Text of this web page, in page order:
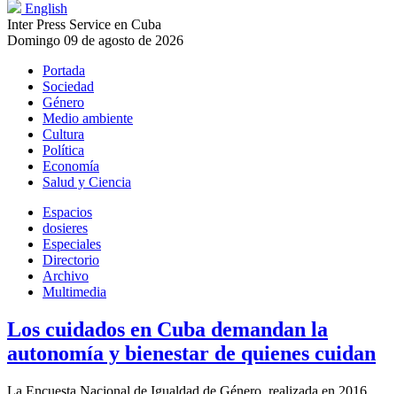
English
Inter Press Service en Cuba
Domingo 09 de agosto de 2026
Portada
Sociedad
Género
Medio ambiente
Cultura
Política
Economía
Salud y Ciencia
Espacios
dosieres
Especiales
Directorio
Archivo
Multimedia
Los cuidados en Cuba demandan la
autonomía y bienestar de quienes cuidan
La Encuesta Nacional de Igualdad de Género, realizada en 2016,